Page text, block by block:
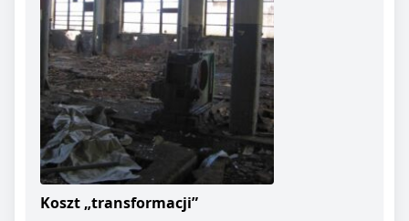
Koszt „transformacji”